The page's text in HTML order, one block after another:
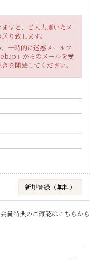
すと、ご入力頂いたメ
り致します。
一時的に迷惑メールフ
」からのメールを受
を開始してください。
会員特典のご確認はこちらから